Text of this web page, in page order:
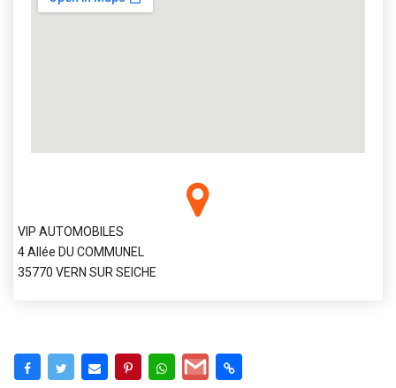
VIP AUTOMOBILES
4 Allée DU COMMUNEL
35770 VERN SUR SEICHE